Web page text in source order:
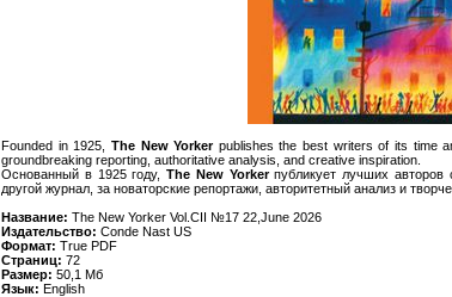
Founded in 1925, The New Yorkerpublishes the best writers of its time
groundbreaking reporting, authoritative analysis, and creative inspiration.
Основанный в 1925 году,The New Yorkerпубликует лучших авторов
другой журнал, за новаторские репортажи, авторитетный анализ и
Название: The New Yorker Vol.CII №17 22,June 2026
Издательство: Conde Nast US
Формат: True PDF
Страниц: 72
Размер: 50,1 Мб
Язык: English